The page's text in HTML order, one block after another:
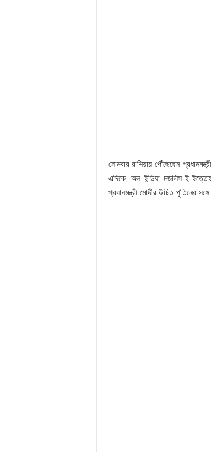
সোমবার রাশিয়ায় পৌঁছেছেন
এদিকে, অল ইন্ডিয়া মজলিস-ই-
প্রধানমন্ত্রী মোদীর উচিত পুতিনের